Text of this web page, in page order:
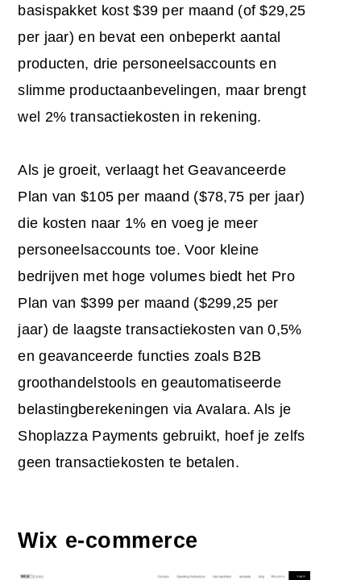
basispakket kost $39 per maand (of $29,25
per jaar) en bevat een onbeperkt aantal
producten, drie personeelsaccounts en
slimme productaanbevelingen, maar brengt
wel 2% transactiekosten in rekening.
Als je groeit, verlaagt het Geavanceerde
Plan van $105 per maand ($78,75 per jaar)
die kosten naar 1% en voeg je meer
personeelsaccounts toe. Voor kleine
bedrijven met hoge volumes biedt het Pro
Plan van $399 per maand ($299,25 per
jaar) de laagste transactiekosten van 0,5%
en geavanceerde functies zoals B2B
groothandelstools en geautomatiseerde
belastingberekeningen via Avalara. Als je
Shoplazza Payments gebruikt, hoef je zelfs
geen transactiekosten te betalen.
Wix e-commerce